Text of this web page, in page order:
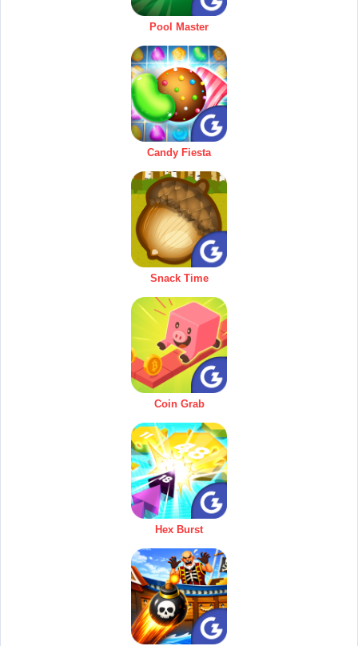
Pool Master
Candy Fiesta
Snack Time
Coin Grab
Hex Burst